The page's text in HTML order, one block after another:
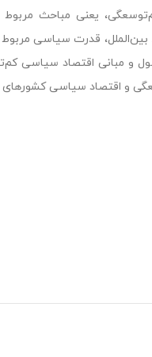
یعنی مباحث مربوط
قدرت سیاسی
مبانی اقتصاد سیاسی
و اقتصاد سیاسی